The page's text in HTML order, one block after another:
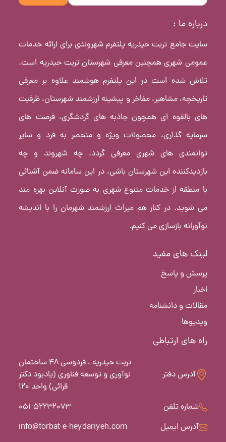
درباره ما :
سایت جامع تربت حیدریه پلتفرم شهروندی برای ارائه خدمات
عمومی شهری همچنین معرفی شهرستان تربت حیدریه است.
تلاش شده است در این پلتفرم هوشمند علاوه بر معرفی
تاریخچه، مشاهیر، مفاخر و پیشینه ارزشمند شهرستان، ظرفیت
های بالقوه ای همچون جاذبه های گردشگری، فرصت های
سرمایه گذاری، محصولات ویژه و منحصر به فرد و سایر
توانمندی های شهری معرفی گردد. چه شهروند و چه
بازدیدکننده این شهرستان باشی، در این سامانه ضمن آشنائی
با منطقه از خدمات متنوع شهری به صورت آنلاین بهره مند
می شوید. در کنار هم میراث ارزشمند شهرمان را با اندیشه
نوآورانه بازسازی می کنیم.
لینک های مفید
پرسش و پاسخ
اخبار
مقالات و دانشنامه
ویدیوها
راه های ارتباطی
آدرس دفتر
تربت حیدریه ، فردوسی 48 ساختمان
نوآوری و توسعه فناوری (یادبود دکتر
قرائی) واحد 120
شماره تلفن
051-52232073
آدرس ایمیل
info@torbat-e-heydariyeh.com